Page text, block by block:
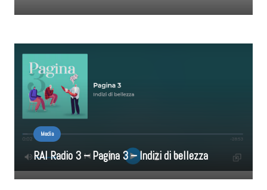
Media
RAI Radio 3 – Pagina 3 – Indizi di bellezza